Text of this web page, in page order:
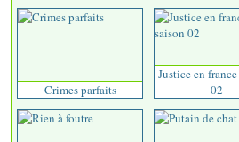
Crimes parfaits
Justice en
02